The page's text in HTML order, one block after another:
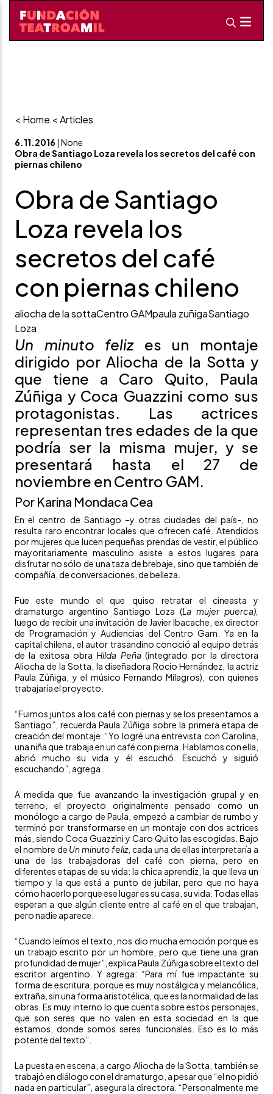
< Home < Articles
6.11.2016 | None
Obra de Santiago Loza revela los secretos del café con
piernas chileno
Obra de Santiago
Loza revela los
secretos del café
con piernas chileno
aliocha de la sottaCentro GAMpaula zuñigaSantiago
Loza
Un minuto felizes un montaje
dirigido por Aliocha de la Sotta y
que tiene a Caro Quito, Paula
Zúñiga y Coca Guazzini como sus
protagonistas. Las actrices
representan tres edades de la que
podría ser la misma mujer, y se
presentará hasta el 27 de
noviembre en Centro GAM.
Por Karina Mondaca Cea
En el centro de Santiago –y otras ciudades del país-, no
resulta raro encontrar locales que ofrecen café. Atendidos
por mujeres que lucen pequeñas prendas de vestir, el público
mayoritariamente masculino asiste a estos lugares para
disfrutar no sólo de una taza de brebaje, sino que también de
compañía, de conversaciones, de belleza.
Fue este mundo el que quiso retratar el cineasta y
dramaturgo argentino Santiago Loza (La mujer puerca),
luego de recibir una invitación de Javier Ibacache, ex director
de Programación y Audiencias del Centro Gam. Ya en la
capital chilena, el autor trasandino conoció al equipo detrás
de la exitosa obra Hilda Peña(integrado por la directora
Aliocha de la Sotta, la diseñadora Rocío Hernández, la actriz
Paula Zúñiga, y el músico Fernando Milagros), con quienes
trabajaría el proyecto.
“Fuimos juntos a los café con piernas y se los presentamos a
Santiago”, recuerda Paula Zúñiga sobre la primera etapa de
creación del montaje. “Yo logré una entrevista con Carolina,
una niña que trabaja en un café con pierna. Hablamos con ella,
abrió mucho su vida y él escuchó. Escuchó y siguió
escuchando”, agrega.
A medida que fue avanzando la investigación grupal y en
terreno, el proyecto originalmente pensado como un
monólogo a cargo de Paula, empezó a cambiar de rumbo y
terminó por transformarse en un montaje con dos actrices
más, siendo Coca Guazzini y Caro Quito las escogidas. Bajo
el nombre de Un minuto feliz, cada una de ellas interpretaría a
una de las trabajadoras del café con pierna, pero en
diferentes etapas de su vida: la chica aprendiz, la que lleva un
tiempo y la que está a punto de jubilar, pero que no haya
cómo hacerlo porque ese lugar es su casa, su vida. Todas ellas
esperan a que algún cliente entre al café en el que trabajan,
pero nadie aparece.
“Cuando leímos el texto, nos dio mucha emoción porque es
un trabajo escrito por un hombre, pero que tiene una gran
profundidad de mujer”, explica Paula Zúñiga sobre el texto del
escritor argentino. Y agrega: “Para mí fue impactante su
forma de escritura, porque es muy nostálgica y melancólica,
extraña, sin una forma aristotélica, que es la normalidad de las
obras. Es muy interno lo que cuenta sobre estos personajes,
que son seres que no valen en esta sociedad en la que
estamos, donde somos seres funcionales. Eso es lo más
potente del texto”.
La puesta en escena, a cargo Aliocha de la Sotta, también se
trabajó en diálogo con el dramaturgo, a pesar que “el no pidió
nada en particular”, asegura la directora. “Personalmente me